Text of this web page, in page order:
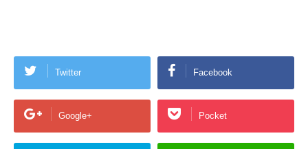
Twitter Facebook
Google+ Pocket